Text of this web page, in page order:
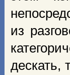
из
дескать,